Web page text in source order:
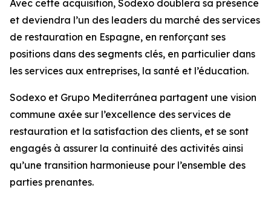
Avec cette acquisition, Sodexo doublera sa présence
et deviendra l’un des leaders du marché des services
de restauration en Espagne, en renforçant ses
positions dans des segments clés, en particulier dans
les services aux entreprises, la santé et l’éducation.
Sodexo et Grupo Mediterránea partagent une vision
commune axée sur l’excellence des services de
restauration et la satisfaction des clients, et se sont
engagés à assurer la continuité des activités ainsi
qu’une transition harmonieuse pour l’ensemble des
parties prenantes.